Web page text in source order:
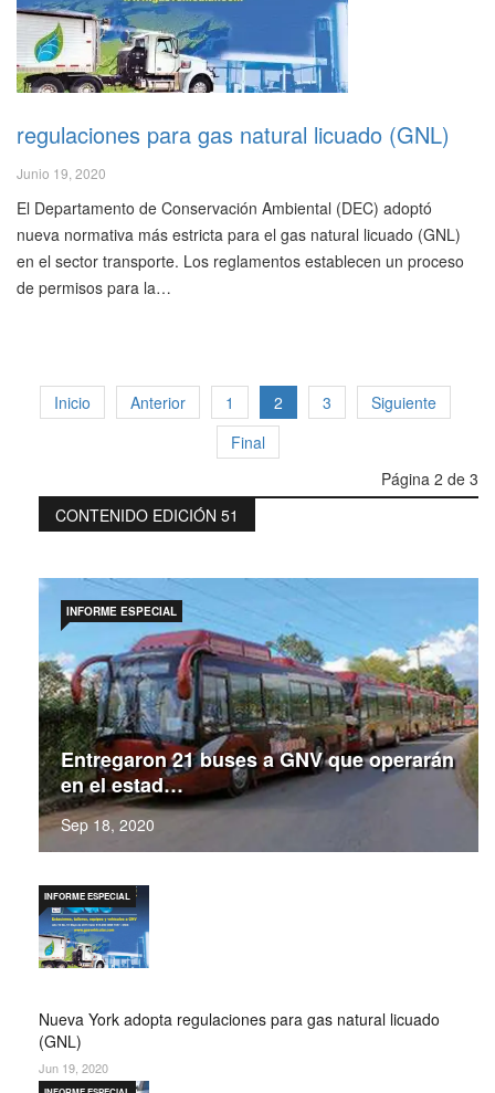
regulaciones para gas natural licuado (GNL)
Junio 19, 2020
El Departamento de Conservación Ambiental (DEC) adoptó
nueva normativa más estricta para el gas natural licuado (GNL)
en el sector transporte. Los reglamentos establecen un proceso
de permisos para la…
Inicio Anterior 1 2 3
Siguiente
Final
Página 2 de 3
CONTENIDO EDICIÓN 51
Entregaron 21 buses a GNV que operarán
en el estad…
Sep 18, 2020
INFORME ESPECIAL
Nueva York adopta regulaciones para gas natural licuado
(GNL)
INFORME ESPECIAL
Jun 19, 2020